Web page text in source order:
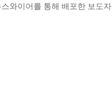
스와이어를 통해 배포한 보도